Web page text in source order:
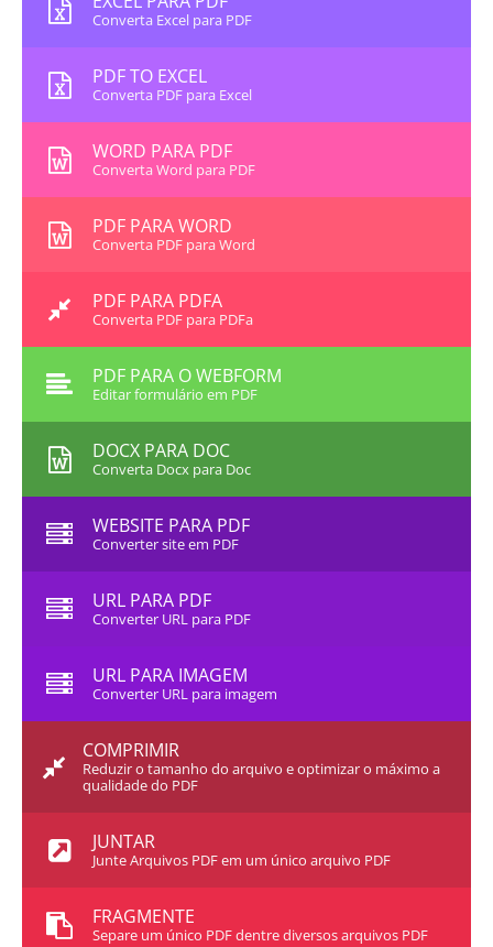
Converta Excel para PDF
PDF TO EXCEL
Converta PDF para Excel
WORD PARA PDF
Converta Word para PDF
PDF PARA WORD
Converta PDF para Word
PDF PARA PDFA
Converta PDF para PDFa
PDF PARA O WEBFORM
Editar formulário em PDF
DOCX PARA DOC
Converta Docx para Doc
WEBSITE PARA PDF
Converter site em PDF
URL PARA PDF
Converter URL para PDF
URL PARA IMAGEM
Converter URL para imagem
COMPRIMIR
Reduzir o tamanho do arquivo e optimizar o máximo a
qualidade do PDF
JUNTAR
Junte Arquivos PDF em um único arquivo PDF
FRAGMENTE
Separe um único PDF dentre diversos arquivos PDF